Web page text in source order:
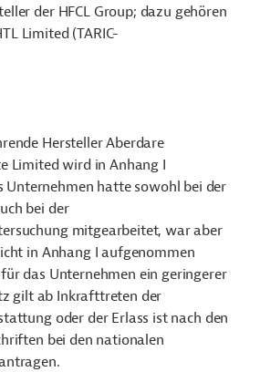
der HFCL Group; dazu gehören
Limited (TARIC-
Hersteller Aberdare
Limited wird in Anhang I
Unternehmen hatte sowohl bei der
bei der
mitgearbeitet, war aber
in Anhang I aufgenommen
das Unternehmen ein geringerer
gilt ab Inkrafttreten der
oder der Erlass ist nach den
bei den nationalen